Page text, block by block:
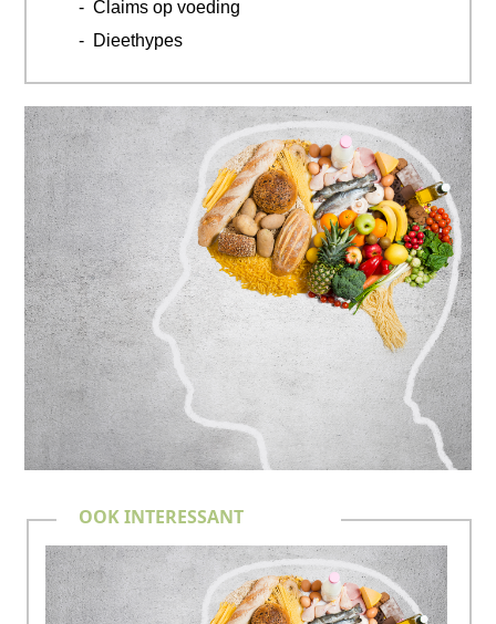
- Claims op voeding
- Dieethypes
OOK INTERESSANT